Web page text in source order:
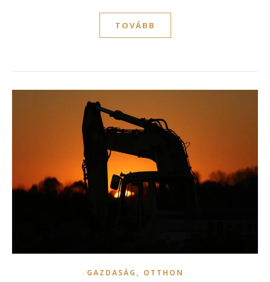
TOVÁBB
GAZDASÁG , OTTHON